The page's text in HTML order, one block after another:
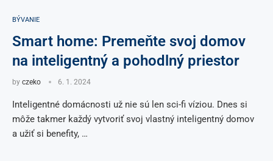
BÝVANIE
Smart home: Premeňte svoj domov
na inteligentný a pohodlný priestor
by czeko 6. 1. 2024
Inteligentné domácnosti už nie sú len sci-fi víziou. Dnes si
môže takmer každý vytvoriť svoj vlastný inteligentný domov
a užiť si benefity, …